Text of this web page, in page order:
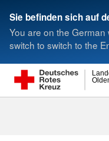
Sie befinden sich auf
You are on the
switch to switch to the